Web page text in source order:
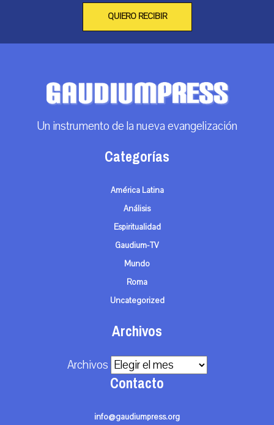
QUIERO RECIBIR
Un instrumento de la nueva evangelización
Categorías
América Latina
Análisis
Espiritualidad
Gaudium-TV
Mundo
Roma
Uncategorized
Archivos
Archivos
Contacto
info@gaudiumpress.org